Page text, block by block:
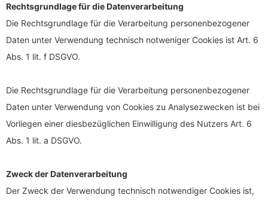
Rechtsgrundlage für die Datenverarbeitung
Die Rechtsgrundlage für die Verarbeitung personenbezogener
Daten unter Verwendung technisch notweniger Cookies ist Art. 6
Abs. 1 lit. f DSGVO.
Die Rechtsgrundlage für die Verarbeitung personenbezogener
Daten unter Verwendung von Cookies zu Analysezwecken ist bei
Vorliegen einer diesbezüglichen Einwilligung des Nutzers Art. 6
Abs. 1 lit. a DSGVO.
Zweck der Datenverarbeitung
Der Zweck der Verwendung technisch notwendiger Cookies ist,